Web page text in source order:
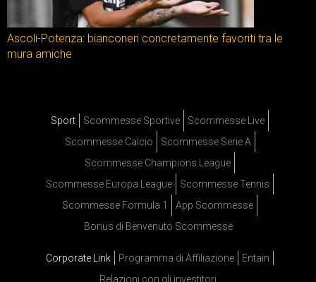
Ascoli-Potenza: bianconeri concretamente favoriti tra le
mura amiche
Sport Scommesse Sportive
Scommesse Live
Scommesse Calcio
Scommesse Serie A
Scommesse Champions League
Scommesse Europa League
Scommesse Tennis
Scommesse Formula 1
App Scommesse
Bonus di Benvenuto Scommesse
Corporate Link Programma di Affiliazione
Entain
Relazioni con gli investitori